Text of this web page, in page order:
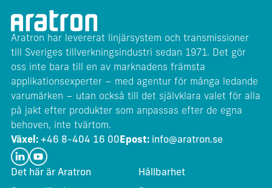
Aratron har levererat linjärsystem och transmissioner
till Sveriges tillverkningsindustri sedan 1971. Det gör
oss inte bara till en av marknadens främsta
applikationsexperter – med agentur för många ledande
varumärken – utan också till det självklara valet för alla
på jakt efter produkter som anpassas efter de egna
behoven, inte tvärtom.
Växel:+46 8-404 16 00 Epost:info@aratron.se
Det här är Aratron
Hållbarhet